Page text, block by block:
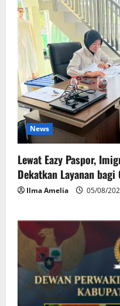
News
Lewat Eazy Paspor,
Dekatkan Layanan bagi
Ilma Amelia 05/08/